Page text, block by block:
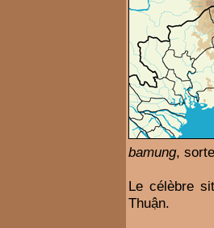
bamung,
Le célèbre
Thuận.